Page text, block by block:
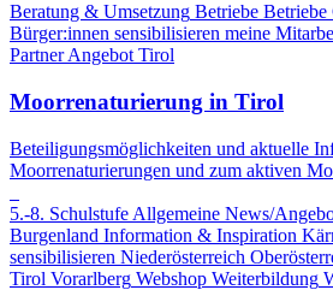
Beratung & Umsetzung Betriebe Betriebe
Bürger:innen sensibilisieren meine
Partner Angebot Tirol
Moorrenaturierung in Tirol
Beteiligungsmöglichkeiten und aktuelle
Moorrenaturierungen und zum aktiven
5.-8. Schulstufe Allgemeine News/
Burgenland Information & Inspiration
sensibilisieren Niederösterreich
Tirol Vorarlberg Webshop Weiterbildung